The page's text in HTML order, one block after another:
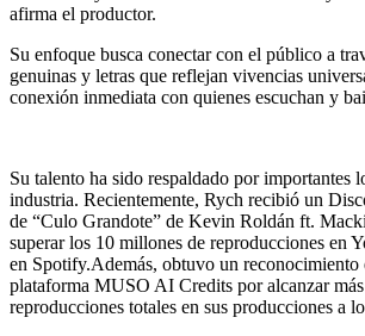
afirma el productor.
Su enfoque busca conectar con el público a
genuinas y letras que reflejan vivencias
conexión inmediata con quienes escuchan y
Su talento ha sido respaldado por importantes
industria. Recientemente, Rych recibió un
de “Culo Grandote” de Kevin Roldán ft.
superar los 10 millones de reproducciones en
en Spotify.Además, obtuvo un reconocimiento
plataforma MUSO AI Credits por alcanzar
reproducciones totales en sus producciones a